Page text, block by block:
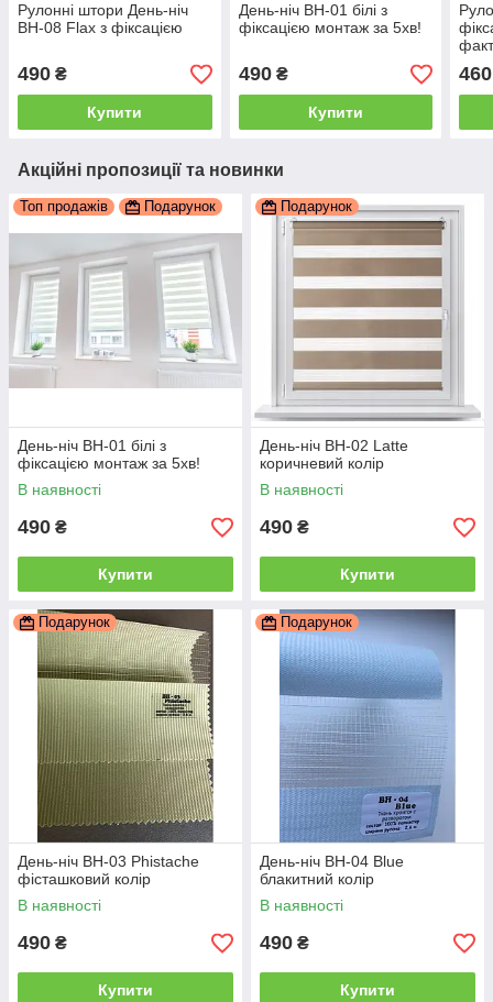
Рулонні штори День-ніч
ВН-08 Flax з фіксацією
490 ₴
Купити
День-ніч ВН-01 білі з
фіксацією монтаж за 5хв!
490₴
Купити
460
Акційні пропозиції та новинки
Топ продажів Подарунок
День-ніч ВН-01 білі з
фіксацією монтаж за 5хв!
В наявності
490 ₴
Купити
Подарунок
День-ніч ВН-02 Latte
коричневий колір
В наявності
490 ₴
Купити
Подарунок
День-ніч ВН-03 Phistache
фісташковий колір
В наявності
490 ₴
Купити
Подарунок
День-ніч ВН-04 Blue
блакитний колір
В наявності
490 ₴
Купити